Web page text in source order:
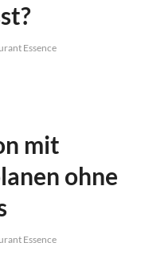
Essence
mit
ohne
Essence